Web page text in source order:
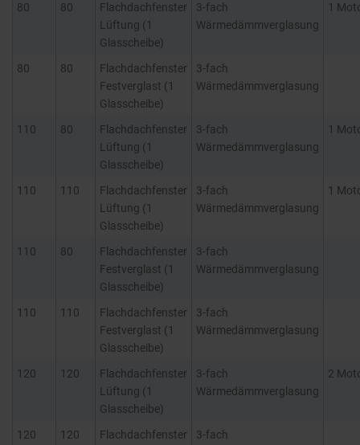
80 80
Flachdachfenster
Lüftung (1
Glasscheibe)
3-fach
Wärmedämmverglasung
1
80 80
Flachdachfenster
Festverglast (1
Glasscheibe)
3-fach
Wärmedämmverglasung
110 80
Flachdachfenster
Lüftung (1
Glasscheibe)
3-fach
Wärmedämmverglasung
1
110 110
Flachdachfenster
Lüftung (1
Glasscheibe)
3-fach
Wärmedämmverglasung
1
110 80
Flachdachfenster
Festverglast (1
Glasscheibe)
3-fach
Wärmedämmverglasung
110 110
Flachdachfenster
Festverglast (1
Glasscheibe)
3-fach
Wärmedämmverglasung
120 120
Flachdachfenster
Lüftung (1
Glasscheibe)
3-fach
Wärmedämmverglasung
2
120 120
Flachdachfenster
3-fach